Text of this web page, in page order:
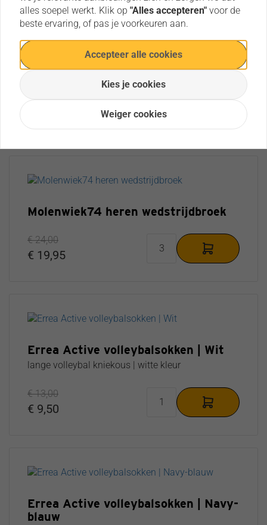
Molenwiek74 dames wedstrijdbroek
(polyester)
Molenwiek74 dames wedstrijdbroek (polyester)
€ 36,00
Molenwiek74 heren wedstrijdbroek
€ 24,00
€ 19,95
Errea Active volleybalsokken | Wit
lange volleybal kniekous | witte kleur
€ 13,00
€ 9,50
Errea Active volleybalsokken | Navy-
blauw
alles soepel werkt. Klik op "Alles accepteren" voor de
beste ervaring, of pas je voorkeuren aan.
Accepteer alle cookies
Kies je cookies
Weiger cookies